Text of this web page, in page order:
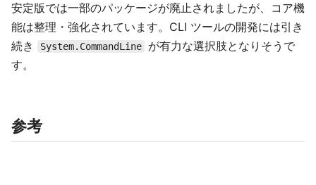
安定版では一部のパッケージが廃止されましたが、コア機
能は整理・強化されています。CLI ツールの開発には引き
続き
System.CommandLine
が有力な選択肢となりそうで
す。
参考